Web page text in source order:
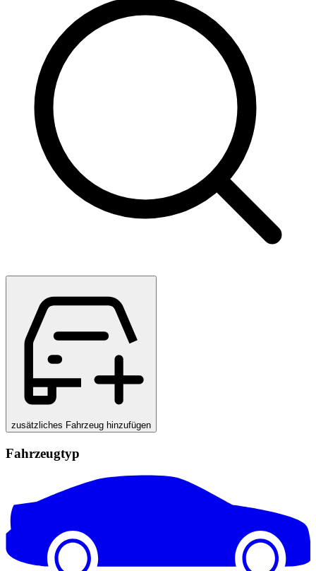
zusätzliches Fahrzeug hinzufügen
Fahrzeugtyp